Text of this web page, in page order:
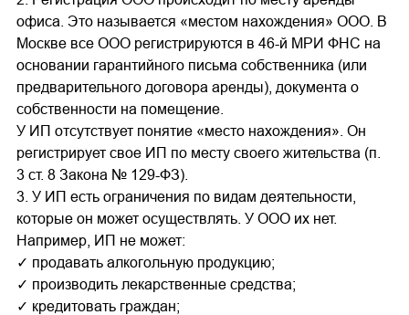
офиса. Это называется «местом нахождения» ООО. В
Москве все ООО регистрируются в 46-й МРИ ФНС на
основании гарантийного письма собственника (или
предварительного договора аренды), документа о
собственности на помещение.
У ИП отсутствует понятие «место нахождения». Он
регистрирует свое ИП по месту своего жительства (п.
3 ст. 8 Закона № 129-ФЗ).
3. У ИП есть ограничения по видам деятельности,
которые он может осуществлять. У ООО их нет.
Например, ИП не может:
✓ продавать алкогольную продукцию;
✓ производить лекарственные средства;
✓ кредитовать граждан;